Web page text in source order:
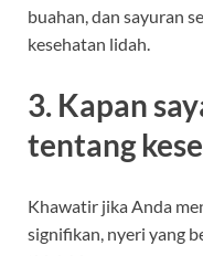
buahan, dan sayuran
kesehatan lidah.
3. Kapan
tentang
Khawatir jika Anda
signifikan, nyeri yang